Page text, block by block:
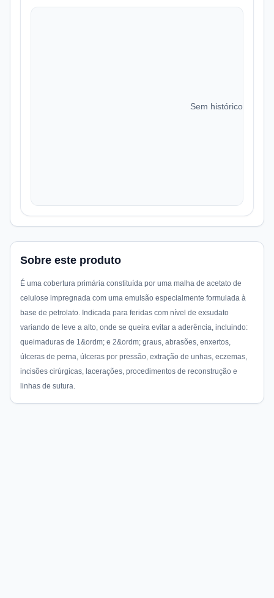
Sem histórico de
Sobre este produto
É uma cobertura primária constituída por uma malha de acetato de
celulose impregnada com uma emulsão especialmente formulada à
base de petrolato. Indicada para feridas com nível de exsudato
variando de leve a alto, onde se queira evitar a aderência, incluindo:
queimaduras de 1&ordm; e 2&ordm; graus, abrasões, enxertos,
úlceras de perna, úlceras por pressão, extração de unhas, eczemas,
incisões cirúrgicas, lacerações, procedimentos de reconstrução e
linhas de sutura.